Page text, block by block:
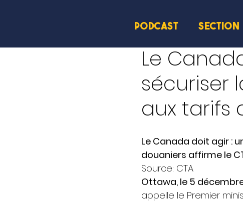
PODCAST
Le
sécuriser
aux tarifs
Le Canada doit agir :
douaniers affirme le
Source: CTA
Ottawa, le 5
appelle le Premier